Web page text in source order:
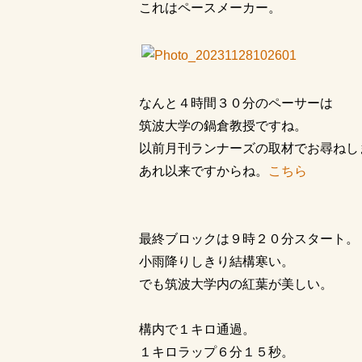
これはペースメーカー。
なんと４時間３０分のペーサーは
筑波大学の鍋倉教授ですね。
以前月刊ランナーズの取材でお尋ね
あれ以来ですからね。
こちら
最終ブロックは９時２０分スタート。
小雨降りしきり結構寒い。
でも筑波大学内の紅葉が美しい。
構内で１キロ通過。
１キロラップ６分１５秒。